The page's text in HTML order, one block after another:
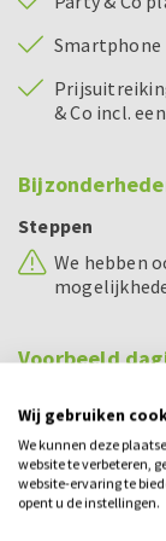
Smartphone
& Co incl.
Steppen
We hebben
Voorbeeld
11.00 - 11.15 uur
11.15 - 13.00 uur
13.15 - 14.15 uur
Wij gebruiken
We kunnen deze
website te verbeteren,
website-ervaring te
opent u de instellingen.